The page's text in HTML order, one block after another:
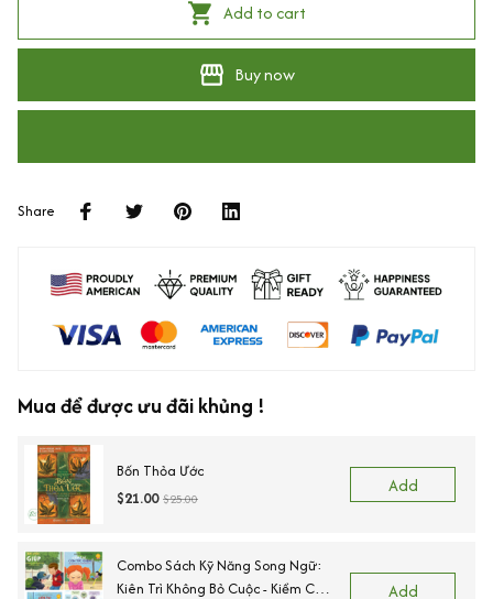
Add to cart
Buy now
Share
Mua để được ưu đãi khủng !
Bốn Thỏa Ước
$21.00 $25.00
Add
Combo Sách Kỹ Năng Song Ngữ:
Kiên Trì Không Bỏ Cuộc - Kiềm Chế
Add